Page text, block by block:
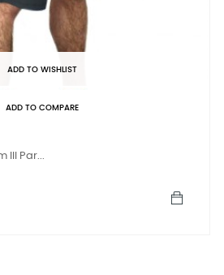
ADD TO WISHLIST
ADD TO COMPARE
III Par...